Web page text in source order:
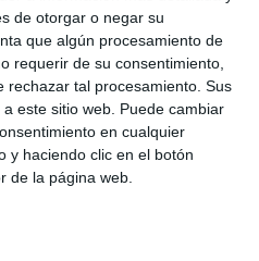
de otorgar o negar su
que algún procesamiento de
requerir de su consentimiento,
rechazar tal procesamiento. Sus
este sitio web. Puede cambiar
en cualquier
y haciendo clic en el botón
de la página web.
del Festival Internacional de Teatro
para completar la Ley